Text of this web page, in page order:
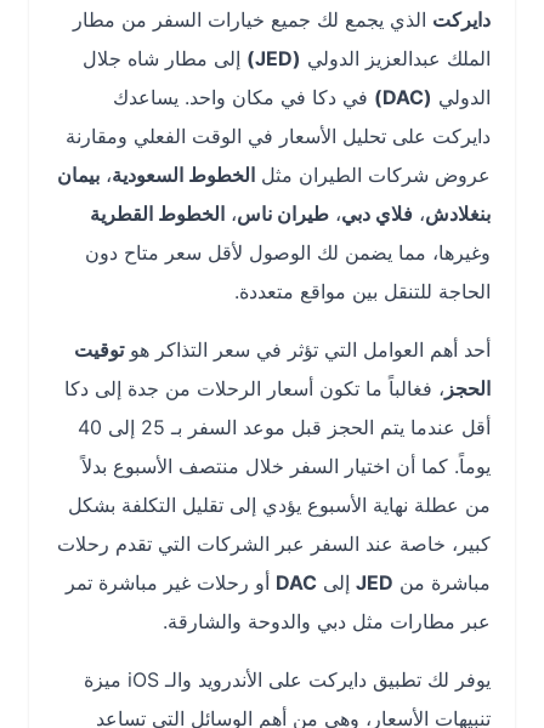
دايركتالذي يجمع لك جميع خيارات السفر من مطار
الملك عبدالعزيز الدولي(JED)
إلى مطار شاه جلال
الدولي(DAC)
في دكا في مكان واحد. يساعدك
دايركت على تحليل الأسعار في الوقت الفعلي ومقارنة
عروض شركات الطيران مثلالخطوط السعودية،بيمان
بنغلادش،فلاي دبي،طيران ناس، الخطوط القطرية
وغيرها، مما يضمن لك الوصول لأقل سعر متاح دون
الحاجة للتنقل بين مواقع متعددة.
أحد أهم العوامل التي تؤثر في سعر التذاكر هوتوقيت
، فغالباً ما تكون أسعار الرحلات من جدة إلى دكا
أقل عندما يتم الحجز قبل موعد السفر بـ 25 إلى 40
يوماً. كما أن اختيار السفر خلال منتصف الأسبوع بدلاً
من عطلة نهاية الأسبوع يؤدي إلى تقليل التكلفة بشكل
كبير، خاصة عند السفر عبر الشركات التي تقدم رحلات
مباشرة من JEDإلىDAC أو رحلات غير مباشرة تمر
عبر مطارات مثل دبي والدوحة والشارقة.
يوفر لك تطبيق دايركت على الأندرويد والـ iOS ميزة
تنبيهات الأسعار، وهي من أهم الوسائل التي تساعد